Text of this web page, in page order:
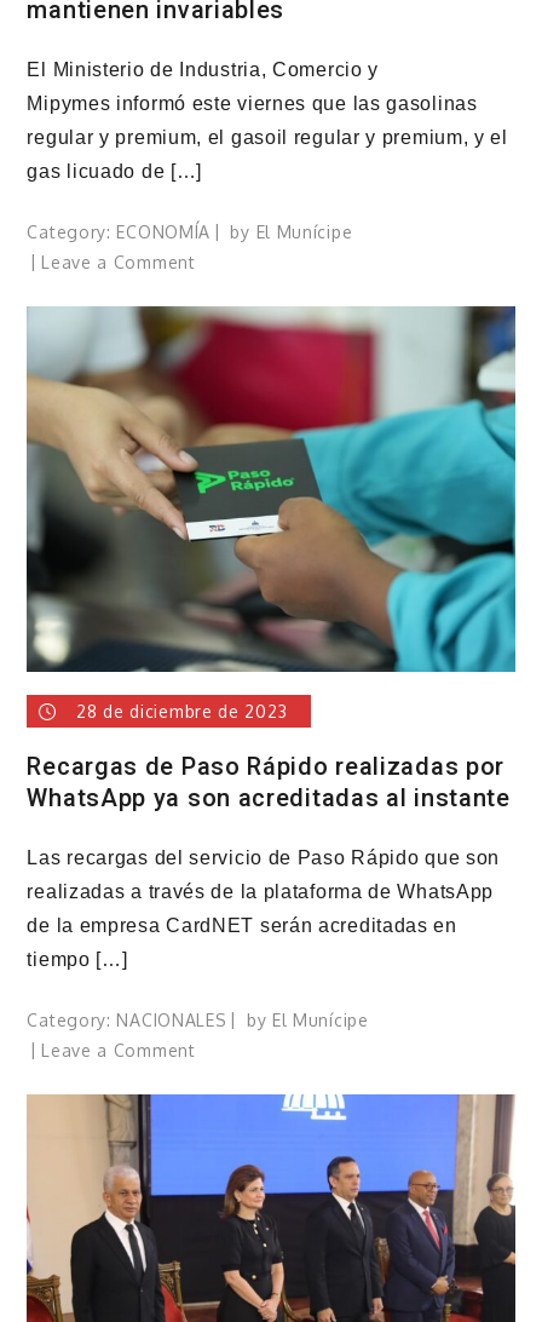
mantienen invariables
El Ministerio de Industria, Comercio y
Mipymes informó este viernes que las gasolinas
regular y premium, el gasoil regular y premium, y el
gas licuado de […]
Category: ECONOMÍA by El Munícipe
Leave a Commenton
de
los
mantienen
invariables
28 de diciembre de 2023
Recargas de Paso Rápido realizadas por
WhatsApp ya son acreditadas al instante
Las recargas del servicio de Paso Rápido que son
realizadas a través de la plataforma de WhatsApp
de la empresa CardNET serán acreditadas en
tiempo […]
Category: NACIONALES by El Munícipe
Leave a Commenton
Rápido
realizadas
por
WhatsApp
son